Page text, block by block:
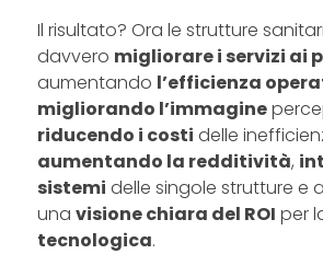
Il risultato? Ora le strutture
davvero migliorare i servizi ai
aumentando l’efficienza
migliorando l’immagine
riducendo i costi delle
aumentando la redditività,
sistemi delle singole strutture e
una visione chiara del ROI per
tecnologica.